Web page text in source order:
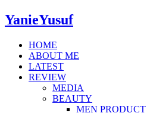
YanieYusuf
HOME
ABOUT ME
LATEST
REVIEW
MEDIA
BEAUTY
MEN PRODUCT